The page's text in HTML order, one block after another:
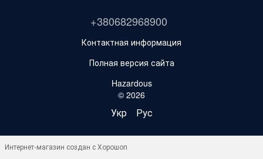
+380682968900
Контактная информация
Полная версия сайта
Hazardous
© 2026
Укр Рус
Интернет-магазин создан с Хорошоп